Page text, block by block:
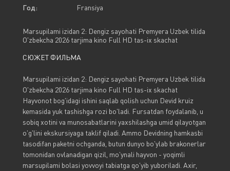
Год:
Fransiya
Marsupilami izidan 2: Dengiz sayohati Premyera Uzbek tilida
O'zbekcha 2026 tarjima kino Full HD tas-ix skachat
СЮЖЕТ ФИЛЬМА
Marsupilami izidan 2: Dengiz sayohati Premyera Uzbek tilida
O'zbekcha 2026 tarjima kino Full HD tas-ix skachat
Hayvonot bog'idagi ishini saqlab qolish uchun Devid kruiz
kemasida yuk tashishga rozi bo'ladi. Fursatdan foydalanib, u
sobiq xotini va munosabatlarini yaxshilashga umid qilayotgan
o'g'lini ekskursiyaga taklif qiladi. Ammo Devidning hamkasbi
tasodifan paketni ochganda, butun dunyo bo'ylab brakonerlar
tomonidan ovlanadigan qizil, mo'ynali hayvon - yoqimli
marsupilami bolasi yovvoyi tabiatga qo'yib yuboriladi. Axir,